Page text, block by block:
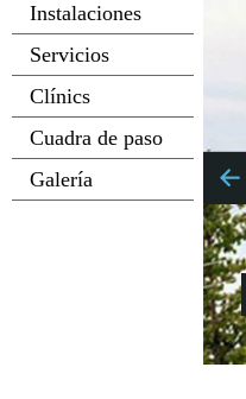
Instalaciones
Servicios
Clínics
Cuadra de paso
Galería